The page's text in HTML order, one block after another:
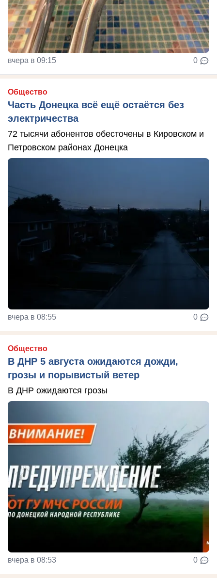
вчера в 09:15 0
Общество
Часть Донецка всё ещё остаётся без
электричества
72 тысячи абонентов обесточены в Кировском и
Петровском районах Донецка
вчера в 08:55 0
Общество
В ДНР 5 августа ожидаются дожди,
грозы и порывистый ветер
В ДНР ожидаются грозы
вчера в 08:53 0